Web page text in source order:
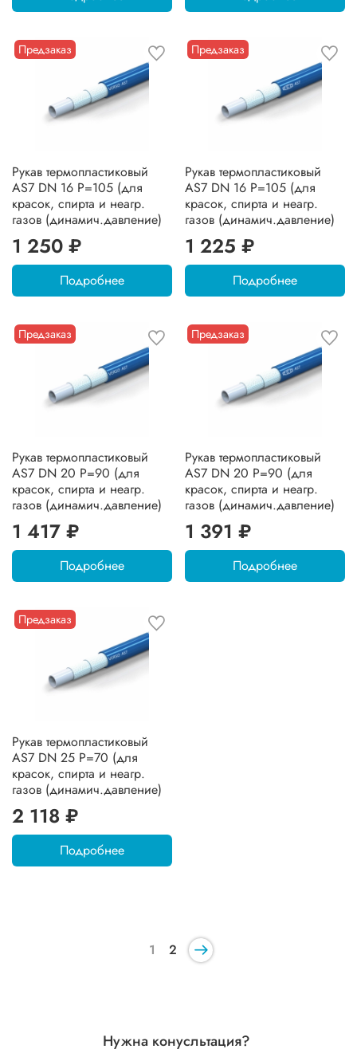
Предзаказ
Рукав термопластиковый
AS7 DN 16 P=105 (для
красок, спирта и неагр.
газов (динамич.давление)
1 250 ₽
Подробнее
Предзаказ
Рукав термопластиковый
AS7 DN 16 P=105 (для
красок, спирта и неагр.
газов (динамич.давление)
1 225 ₽
Подробнее
Предзаказ
Рукав термопластиковый
AS7 DN 20 P=90 (для
красок, спирта и неагр.
газов (динамич.давление)
1 417 ₽
Подробнее
Предзаказ
Рукав термопластиковый
AS7 DN 20 P=90 (для
красок, спирта и неагр.
газов (динамич.давление)
1 391 ₽
Подробнее
Предзаказ
Рукав термопластиковый
AS7 DN 25 P=70 (для
красок, спирта и неагр.
газов (динамич.давление)
2 118 ₽
Подробнее
1 2
Нужна конусльтация?